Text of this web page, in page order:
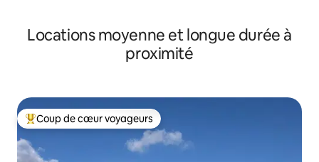
Locations moyenne et longue durée à
proximité
Coups de cœur voyageurs les plus appréciés
Coup de cœur voyageurs